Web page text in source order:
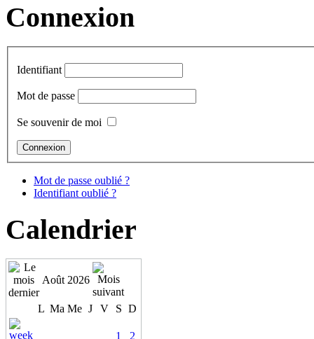
Connexion
Identifiant
Mot de passe
Se souvenir de moi
Mot de passe oublié ?
Identifiant oublié ?
Calendrier
Août 2026
L Ma Me J V S D
1 2